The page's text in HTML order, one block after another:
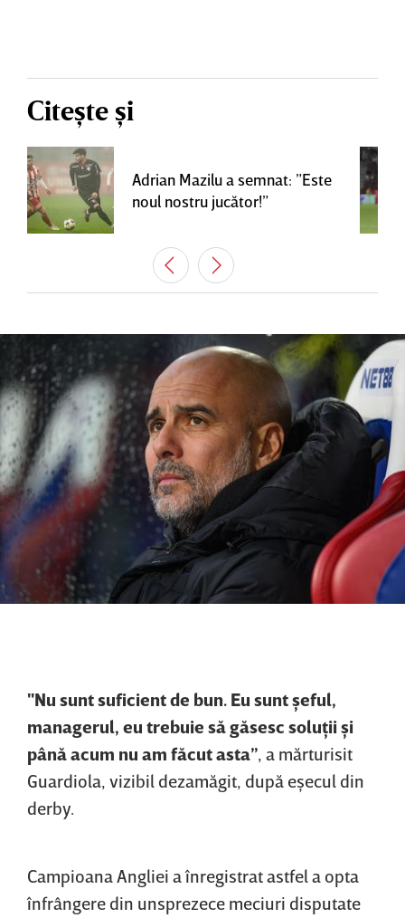
Citește și
Adrian Mazilu a semnat: ”Este
noul nostru jucător!”
"Nu sunt suficient de bun. Eu sunt şeful,
managerul, eu trebuie să găsesc soluţii şi
până acum nu am făcut asta”, a mărturisit
Guardiola, vizibil dezamăgit, după eşecul din
derby.
Campioana Angliei a înregistrat astfel a opta
înfrângere din unsprezece meciuri disputate